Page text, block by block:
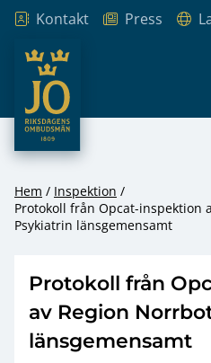
Hoppa till innehåll
Kontakt Press
JO – Riksdagens Ombudsmän
Hem
Inspektion
Protokoll från Opcat-inspektion
Psykiatrin länsgemensamt
Protokoll från
av Region
länsgemensamt